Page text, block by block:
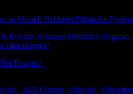
Merakla Beklenen Filminden Fragman
Hangisi?
İzle 2026 Filmleri | Film İzle Film